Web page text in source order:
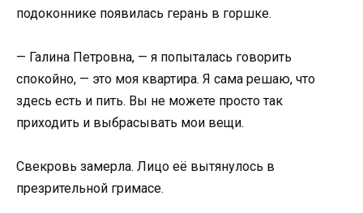
подоконнике появилась герань в горшке.
— Галина Петровна, — я попыталась говорить
спокойно, — это моя квартира. Я сама решаю, что
здесь есть и пить. Вы не можете просто так
приходить и выбрасывать мои вещи.
Свекровь замерла. Лицо её вытянулось в
презрительной гримасе.